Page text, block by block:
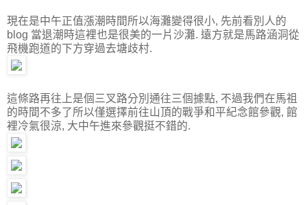
現在是中午正值漲潮時間所以海灘變得很小, 先前看別人的
blog 當退潮時這裡也是很美的一片沙灘. 遠方就是馬路涵洞從
飛機跑道的下方穿過去塘歧村.
這條路再往上是個三叉路分別通往三個據點, 不過我們在馬祖
的時間不多了所以僅選擇前往山頂的戰爭和平紀念館參觀, 館
裡冷氣很涼, 大中午進來參觀挺不錯的.